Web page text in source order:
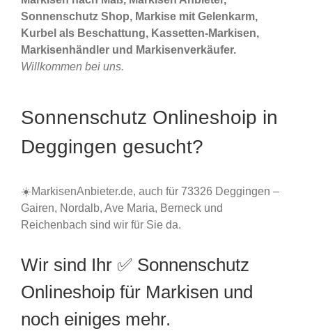
Sonnenschutz Shop, Markise mit Gelenkarm,
Kurbel als Beschattung, Kassetten-Markisen,
Markisenhändler und Markisenverkäufer.
Willkommen bei uns.
Sonnenschutz Onlineshoip in
Deggingen gesucht?
☀️MarkisenAnbieter.de, auch für 73326 Deggingen –
Gairen, Nordalb, Ave Maria, Berneck und
Reichenbach sind wir für Sie da.
Wir sind Ihr ✅ Sonnenschutz
Onlineshoip für Markisen und
noch einiges mehr.